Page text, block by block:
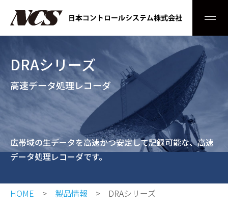
DRAシリーズ
高速データ処理レコーダ
広帯域の生データを高速かつ安定して記録可能な、高速
データ処理レコーダです。
HOME 製品情報 DRAシリーズ